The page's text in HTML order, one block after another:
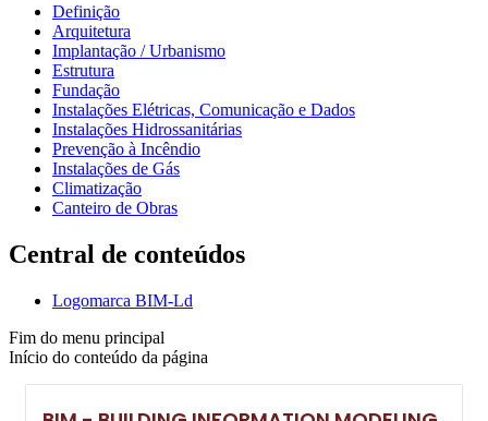
Definição
Arquitetura
Implantação / Urbanismo
Estrutura
Fundação
Instalações Elétricas, Comunicação e Dados
Instalações Hidrossanitárias
Prevenção à Incêndio
Instalações de Gás
Climatização
Canteiro de Obras
Central de conteúdos
Logomarca BIM-Ld
Fim do menu principal
Início do conteúdo da página